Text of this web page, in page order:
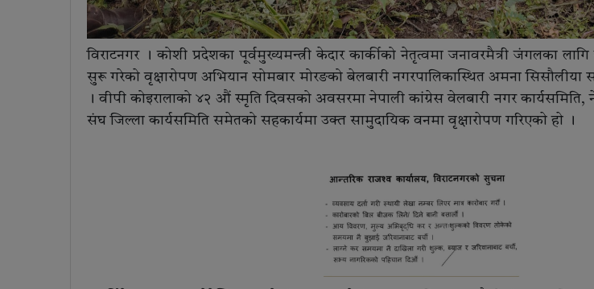
विराटनगर । कोशी प्रदेशका पूर्वमुख्यमन्त्री केदार कार्कीको नेतृत्वमा जनावरमैत्री जंगलका
सुरू गरेकाे वृक्षाराेपण अभियान सोमबार मोरङको बेलबारी नगरपालिकास्थित अमना
। वीपी कोइरालाको ४२ औं स्मृति दिवसको अवसरमा नेपाली कांग्रेस वेलबारी नगर कार्यसमिति,
संघ जिल्ला कार्यसमिति समेतको सहकार्यमा उक्त सामुदायिक वनमा वृक्षाराेपण गरिएकाे हाे ।